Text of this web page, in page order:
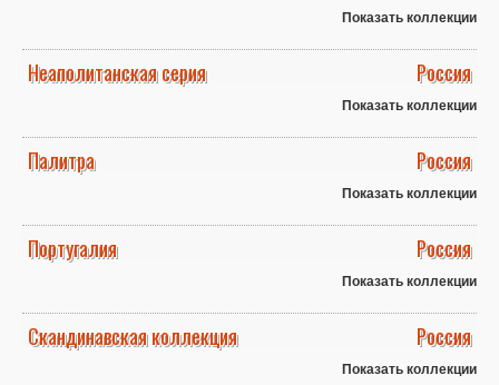
Показать коллекции
Неаполитанская серия Россия
Показать коллекции
Палитра Россия
Показать коллекции
Португалия Россия
Показать коллекции
Скандинавская коллекция Россия
Показать коллекции